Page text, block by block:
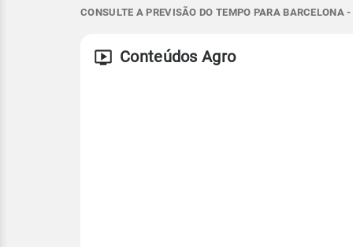
CONSULTE A PREVISÃO DO TEMPO PARA BARCELONA
Conteúdos Agro